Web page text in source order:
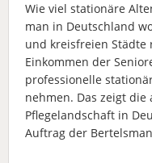
Wie viel stationäre
man in Deutschland
und kreisfreien
Einkommen der
professionelle
nehmen. Das zeigt die
Pflegelandschaft in
Auftrag der